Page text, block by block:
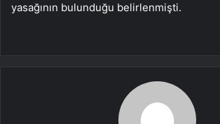
yasağının bulunduğu belirlenmişti.